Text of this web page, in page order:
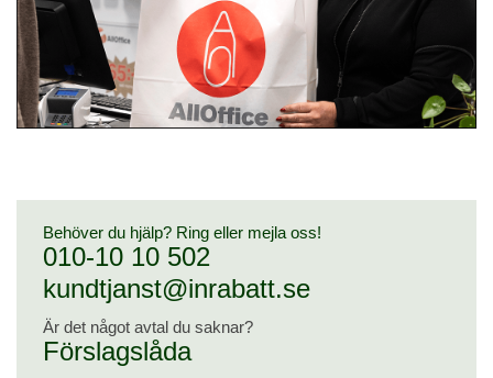
Behöver du hjälp? Ring eller mejla oss!
010-10 10 502
kundtjanst@inrabatt.se
Är det något avtal du saknar?
Förslagslåda